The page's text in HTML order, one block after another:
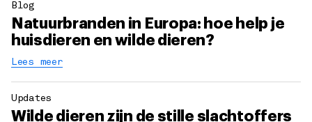
Blog
Natuurbranden in Europa: hoe help je
huisdieren en wilde dieren?
Lees meer
Updates
Wilde dieren zijn de stille slachtoffers